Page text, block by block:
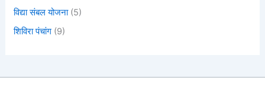
विद्या संबल योजना(5)
शिविरा पंचांग (9)